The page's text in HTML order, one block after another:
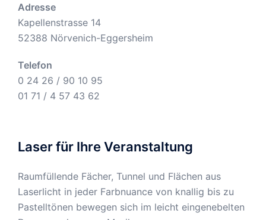
Adresse
Kapellenstrasse 14
52388 Nörvenich-Eggersheim
Telefon
0 24 26 / 90 10 95
01 71 / 4 57 43 62
Laser für Ihre Veranstaltung
Raumfüllende Fächer, Tunnel und Flächen aus
Laserlicht in jeder Farbnuance von knallig bis zu
Pastelltönen bewegen sich im leicht eingenebelten